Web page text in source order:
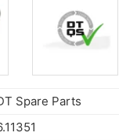
Spare Parts